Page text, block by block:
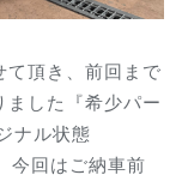
て頂き、前回まで
した『希少パー
ナル状態
今回はご納車前